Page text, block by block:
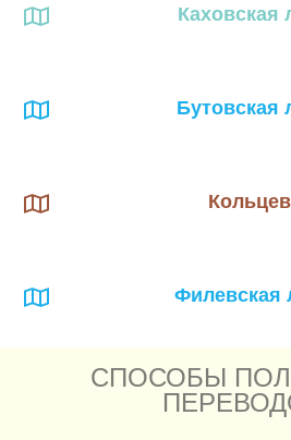
Каховская
Бутовская
Филевская
СПОСОБЫ